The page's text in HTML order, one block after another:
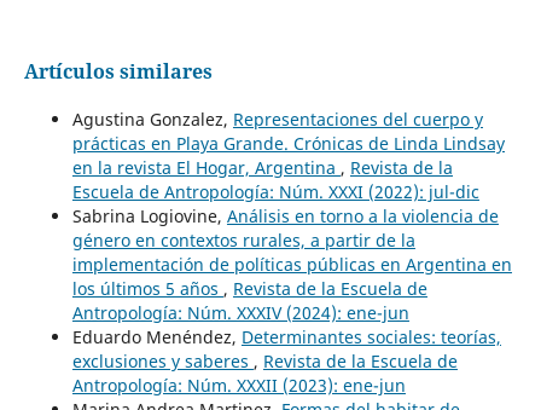
Artículos similares
Agustina Gonzalez, Representaciones del cuerpo y
prácticas en Playa Grande. Crónicas de Linda Lindsay
en la revista El Hogar, Argentina , Revista de la
Escuela de Antropología: Núm. XXXI (2022): jul-dic
Sabrina Logiovine, Análisis en torno a la violencia de
género en contextos rurales, a partir de la
implementación de políticas públicas en Argentina en
los últimos 5 años , Revista de la Escuela de
Antropología: Núm. XXXIV (2024): ene-jun
Eduardo Menéndez, Determinantes sociales: teorías,
exclusiones y saberes , Revista de la Escuela de
Antropología: Núm. XXXII (2023): ene-jun